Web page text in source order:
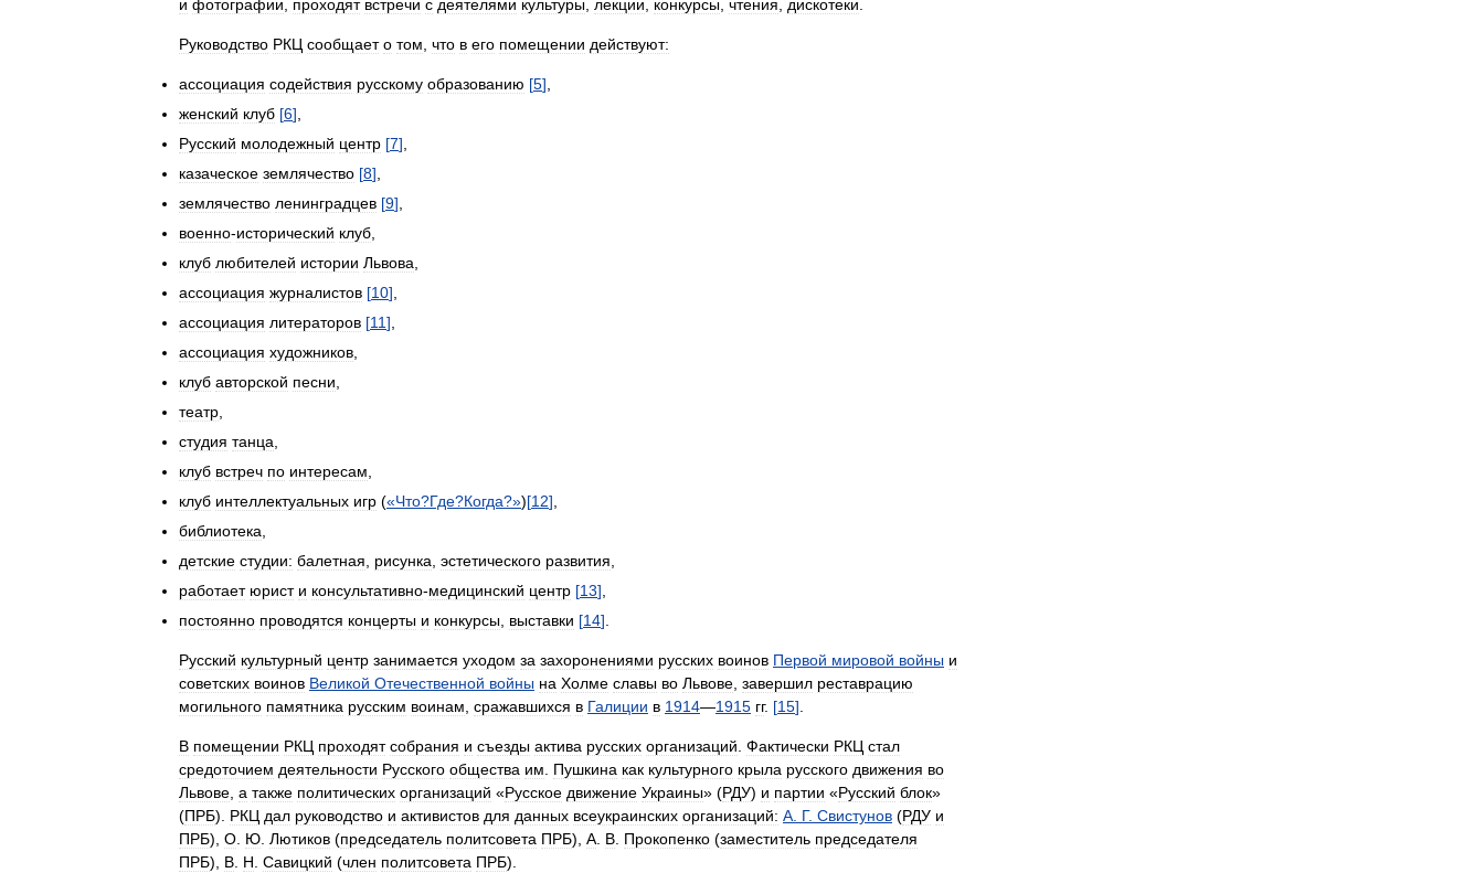
и фотографии проходят встречи с деятелями культуры лекции конкурсы чтения дискотеки
Руководство РКЦ сообщает о том что в его помещении действуют:
ассоциация содействия русскому образованию [5]
женский клуб [6]
Русский молодежный центр [7]
казаческое землячество [8]
землячество ленинградцев [9]
военно-исторический клуб
клуб любителей истории Львова
ассоциация журналистов [10]
ассоциация литераторов [11]
ассоциация художников
клуб авторской песни
театр
студия танца
клуб встреч по интересам
клуб интеллектуальных игр («Что?Где?Когда?»)[12]
библиотека
детские студии: балетная рисунка эстетического развития
работает юрист и консультативно-медицинский центр [13]
постоянно проводятся концерты и конкурсы выставки [14]
Русский культурный центр занимается уходом за захоронениями русских воинов Первой мировой войны и
советских воинов Великой Отечественной войны на Холме славы во Львове завершил реставрацию
могильного памятника русским воинам сражавшихся в Галиции в 1914—1915 гг. [15]
В помещении РКЦ проходят собрания и съезды актива русских организаций Фактически РКЦ стал
средоточием деятельности Русского общества им Пушкина как культурного крыла русского движения во
Львове а также политических организаций «Русское движение Украины» (РДУ) и партии «Русский блок»
(ПРБ). РКЦ дал руководство и активистов для данных всеукраинских организаций: А Г. Свистунов (РДУ и
ПРБ), О Ю Лютиков (председатель политсовета ПРБ), А В Прокопенко (заместитель председателя
ПРБ), В Н Савицкий (член политсовета ПРБ).